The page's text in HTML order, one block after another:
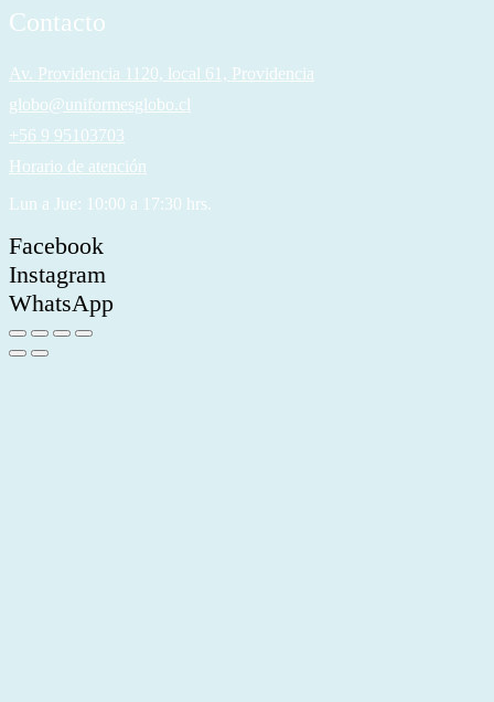
Contacto
Av. Providencia 1120, local 61, Providencia
globo@uniformesglobo.cl
+56 9 95103703
Horario de atención
Lun a Jue: 10:00 a 17:30 hrs.
Facebook
Instagram
WhatsApp